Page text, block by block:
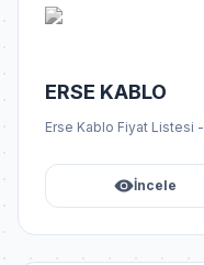
ERSE KABLO
Erse Kablo Fiyat Listesi
İncele